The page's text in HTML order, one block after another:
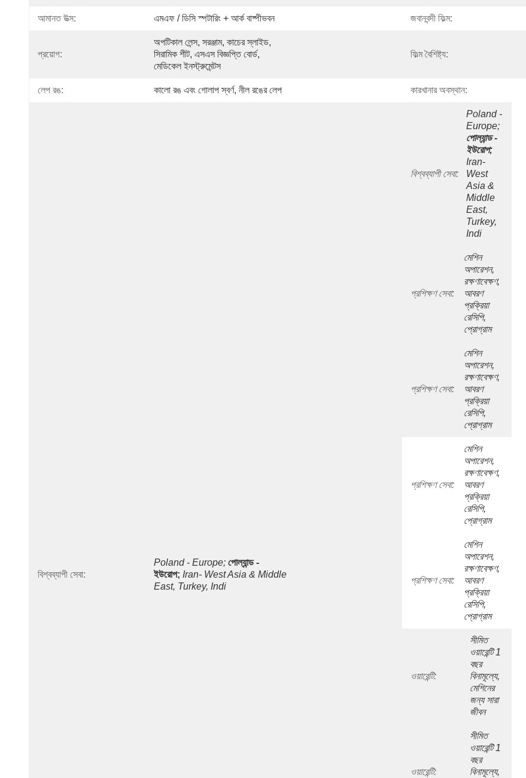
আমানত উত্স: এমএফ / ডিসি স্পটারিং + আর্ক বাষ্পীভবন জবানবন্দী ফিল্ম:
প্রয়োগ:
অপটিকাল লেন্স, সরঞ্জাম, কাচের স্লাইড,
সিরামিক শীট, এসএস বিজ্ঞপ্তি বোর্ড,
মেডিকেল ইনস্ট্রুমেন্টস
ফিল্ম বৈশিষ্ট্য:
লেপ রঙ: কালো রঙ এবং গোলাপ স্বর্ণ, নীল রঙের লেপ কারখানার অবস্থান:
বিশ্বব্যাপী সেবা:
Poland - Europe; পোল্যান্ড -
ইউরোপ; Iran- West Asia & Middle
East, Turkey, Indi
বিশ্বব্যাপী সেবা:
Poland -
Europe;
পোল্যান্ড -
ইউরোপ;
Iran-
West
Asia &
Middle
East,
Turkey,
Indi
প্রশিক্ষণ সেবা:
মেশিন
অপারেশন,
রক্ষণাবেক্ষণ,
আবরণ
প্রক্রিয়া
রেসিপি,
প্রোগ্রাম
প্রশিক্ষণ সেবা:
মেশিন
অপারেশন,
রক্ষণাবেক্ষণ,
আবরণ
প্রক্রিয়া
রেসিপি,
প্রোগ্রাম
প্রশিক্ষণ সেবা:
মেশিন
অপারেশন,
রক্ষণাবেক্ষণ,
আবরণ
প্রক্রিয়া
রেসিপি,
প্রোগ্রাম
প্রশিক্ষণ সেবা:
মেশিন
অপারেশন,
রক্ষণাবেক্ষণ,
আবরণ
প্রক্রিয়া
রেসিপি,
প্রোগ্রাম
ওয়ারেন্টি:
সীমিত
ওয়ারেন্টি 1
বছর
বিনামূল্যে,
মেশিনের
জন্য সারা
জীবন
ওয়ারেন্টি:
সীমিত
ওয়ারেন্টি 1
বছর
বিনামূল্যে,